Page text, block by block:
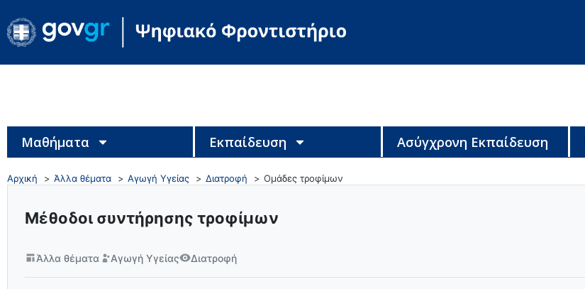
Μαθήματα Εκπαίδευση Ασύγχρονη Εκπαίδευση
Αρχική Άλλα θέματα Αγωγή Υγείας Διατροφή Ομάδες τροφίμων
Μέθοδοι συντήρησης τροφίμων
Άλλα θέματα Αγωγή Υγείας Διατροφή